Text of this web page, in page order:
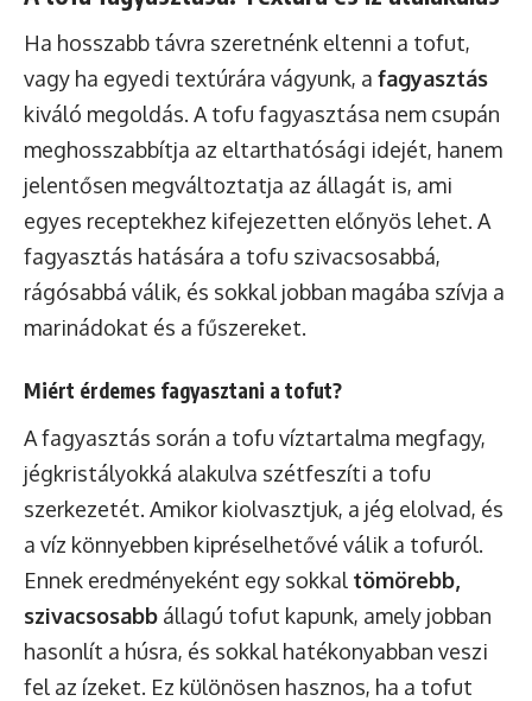
Ha hosszabb távra szeretnénk eltenni a tofut,
vagy ha egyedi textúrára vágyunk, a fagyasztás
kiváló megoldás. A tofu fagyasztása nem csupán
meghosszabbítja az eltarthatósági idejét, hanem
jelentősen megváltoztatja az állagát is, ami
egyes receptekhez kifejezetten előnyös lehet. A
fagyasztás hatására a tofu szivacsosabbá,
rágósabbá válik, és sokkal jobban magába szívja a
marinádokat és a fűszereket.
Miért érdemes fagyasztani a tofut?
A fagyasztás során a tofu víztartalma megfagy,
jégkristályokká alakulva szétfeszíti a tofu
szerkezetét. Amikor kiolvasztjuk, a jég elolvad, és
a víz könnyebben kipréselhetővé válik a tofuról.
Ennek eredményeként egy sokkal tömörebb,
szivacsosabb állagú tofut kapunk, amely jobban
hasonlít a húsra, és sokkal hatékonyabban veszi
fel az ízeket. Ez különösen hasznos, ha a tofut